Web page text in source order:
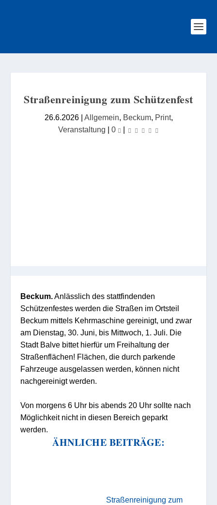
Straßenreinigung zum Schützenfest
26.6.2026| Allgemein, Beckum, Print,
Veranstaltung | 0 |
Beckum. Anlässlich des stattfindenden
Schützenfestes werden die Straßen im Ortsteil
Beckum mittels Kehrmaschine gereinigt, und zwar
am Dienstag, 30. Juni, bis Mittwoch, 1. Juli. Die
Stadt Balve bittet hierfür um Freihaltung der
Straßenflächen! Flächen, die durch parkende
Fahrzeuge ausgelassen werden, können nicht
nachgereinigt werden.
Von morgens 6 Uhr bis abends 20 Uhr sollte nach
Möglichkeit nicht in diesen Bereich geparkt
werden.
ÄHNLICHE BEITRÄGE:
Straßenreinigung zum